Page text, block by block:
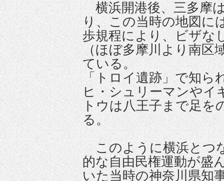
横浜開港後、三多摩
り、この当時の地図に
歩規程により、ビザな
（ほぼ多摩川より南区
ている。
「トロイ遺跡」で知ら
ヒ・シュリーマンやイ
トウは八王子まで足を
る。
このように横浜とつ
的な自由民権運動が盛
いた当時の神奈川県知